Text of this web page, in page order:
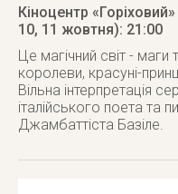
Кіноцентр
10, 11 жовтня): 21:00
Це магічний світ - маги
королеви, красуні-
Вільна інтерпретація
італійського поета та
Джамбаттіста Базіле.